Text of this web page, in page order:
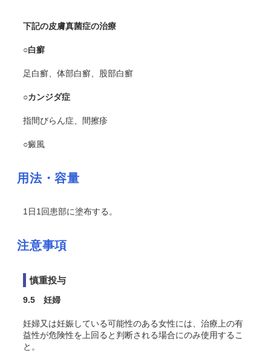
下記の皮膚真菌症の治療
○白癬
足白癬、体部白癬、股部白癬
○カンジダ症
指間びらん症、間擦疹
○癜風
用法・容量
1日1回患部に塗布する。
注意事項
慎重投与
9.5 妊婦
妊婦又は妊娠している可能性のある女性には、治療上の有
益性が危険性を上回ると判断される場合にのみ使用するこ
と。